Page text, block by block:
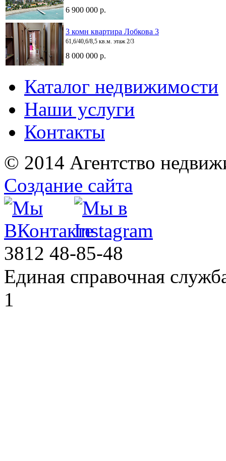
6 900 000 р.
3 комн квартира Лобкова 3
61,6/40,6/8,5 кв.м. этаж 2/3
8 000 000 р.
Каталог недвижимости
Наши услуги
Контакты
© 2014 Агентство
Создание сайта
3812 48-85-48
Единая справочная
1